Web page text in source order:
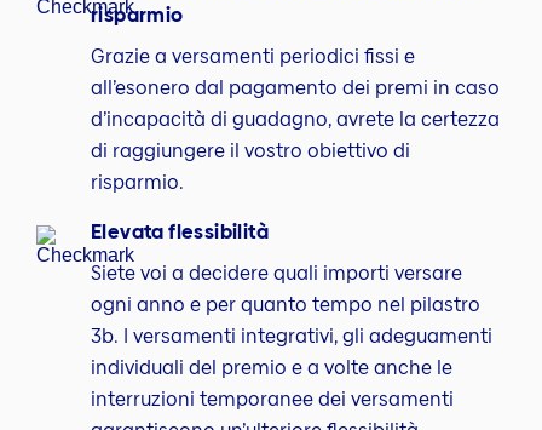
risparmio
Grazie a versamenti periodici fissi e
all’esonero dal pagamento dei premi in caso
d’incapacità di guadagno, avrete la certezza
di raggiungere il vostro obiettivo di
risparmio.
Elevata flessibilità
Siete voi a decidere quali importi versare
ogni anno e per quanto tempo nel pilastro
3b. I versamenti integrativi, gli adeguamenti
individuali del premio e a volte anche le
interruzioni temporanee dei versamenti